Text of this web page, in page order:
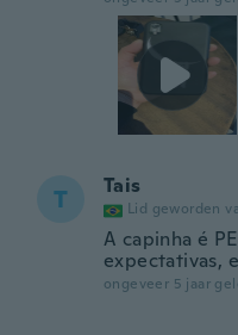
T Tais
Lid geworden
A capinha é
expectativas,
ongeveer 5 jaar